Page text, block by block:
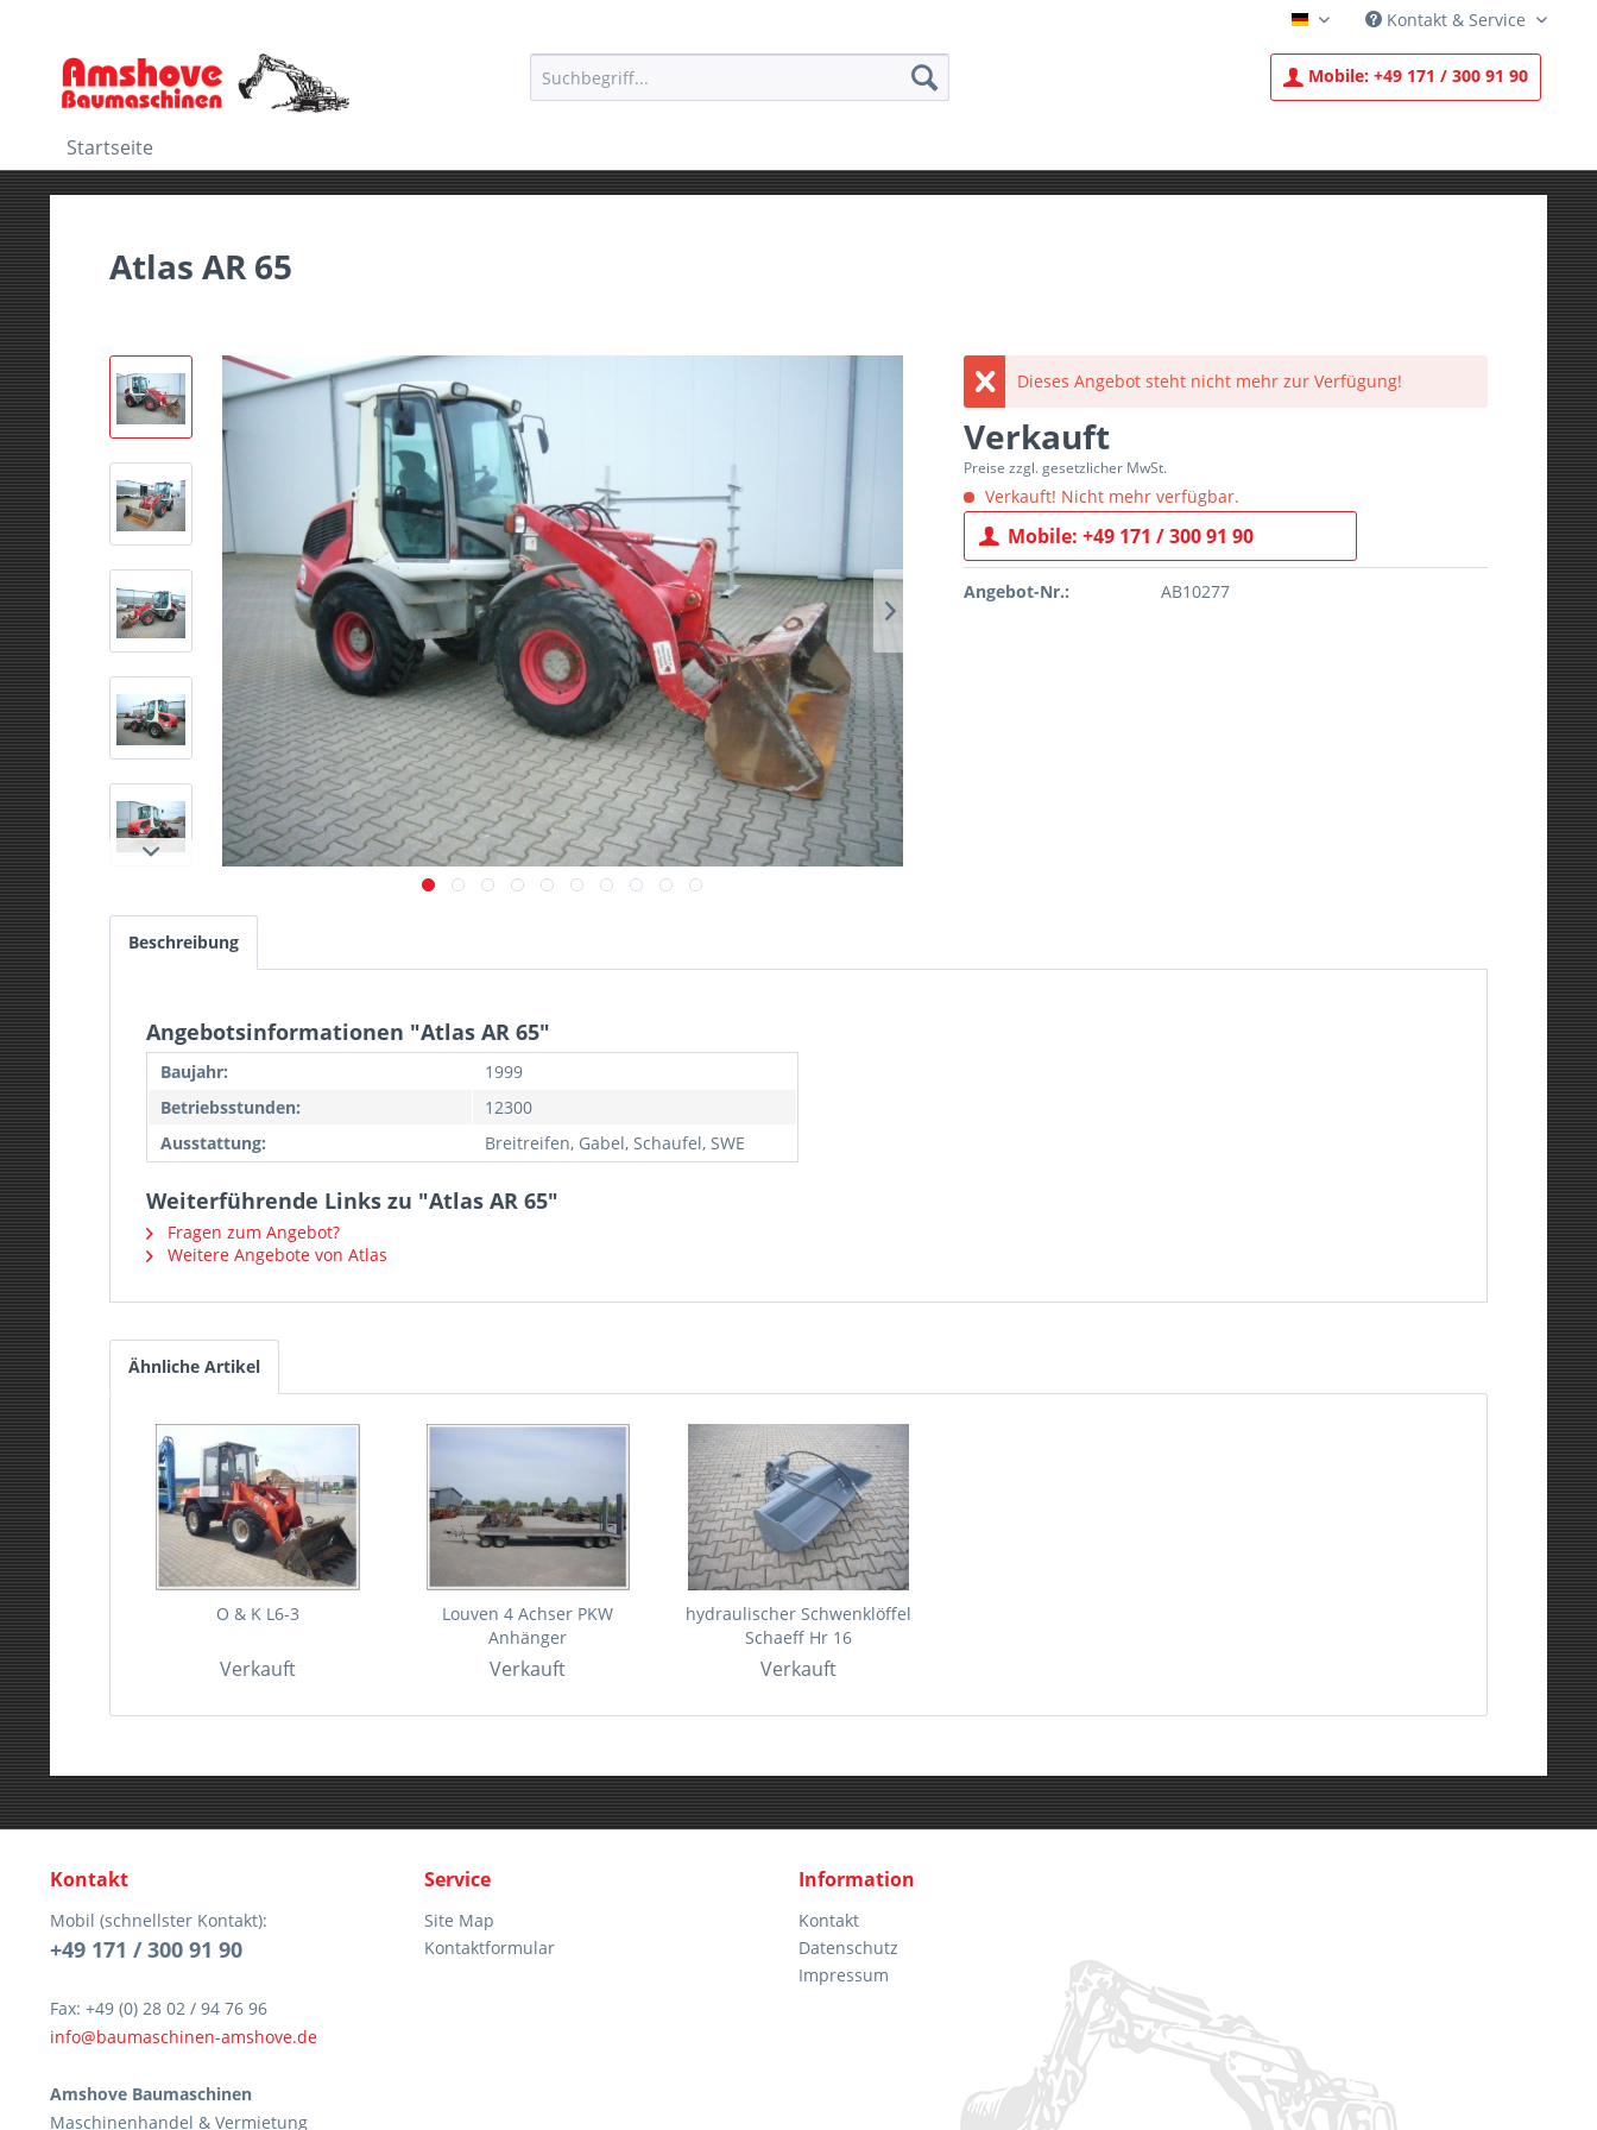
Deutsch Kontakt & Service
Mobile: +49 171 / 300 91 90
Startseite
Atlas AR 65
Dieses Angebot steht nicht mehr zur Verfügung!
Verkauft
Preise zzgl. gesetzlicher MwSt.
Verkauft! Nicht mehr verfügbar.
Mobile: +49 171 / 300 91 90
Angebot-Nr.: AB10277
Beschreibung
Angebotsinformationen "Atlas AR 65"
Baujahr:
1999
Betriebsstunden:
12300
Ausstattung:
Breitreifen, Gabel, Schaufel, SWE
Weiterführende Links zu "Atlas AR 65"
Fragen zum Angebot?
Weitere Angebote von Atlas
Ähnliche Artikel
O & K L6-3
Verkauft
Louven 4 Achser PKW
Anhänger
Verkauft
hydraulischer Schwenklöffel
Schaeff Hr 16
Verkauft
Kontakt
Mobil (schnellster Kontakt):
+49 171 / 300 91 90
Fax: +49 (0) 28 02 / 94 76 96
info@baumaschinen-amshove.de
Amshove Baumaschinen
Maschinenhandel & Vermietung
Service
Site Map
Kontaktformular
Information
Kontakt
Datenschutz
Impressum